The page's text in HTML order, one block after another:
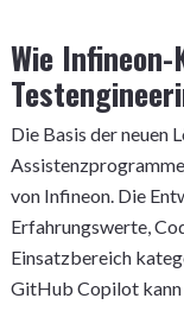
Wie
Die Basis der neuen
von Infineon. Die
Erfahrungswerte,
Einsatzbereich
GitHub Copilot kann